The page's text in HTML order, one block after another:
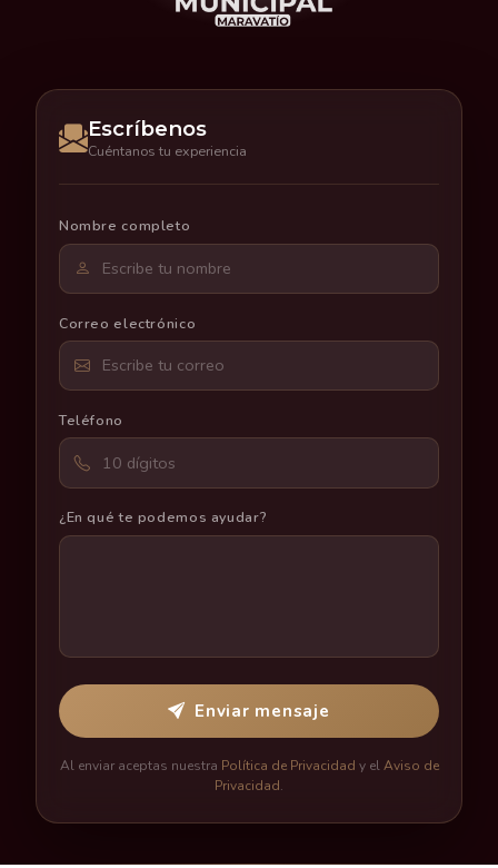
Escríbenos
Cuéntanos tu experiencia
Nombre completo
Correo electrónico
Teléfono
¿En qué te podemos ayudar?
Enviar mensaje
Al enviar aceptas nuestra Política de Privacidad y elAviso de
Privacidad.